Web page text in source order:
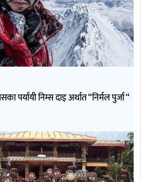
पर्यायी निम्स दाइ अर्थात “निर्मल पुर्जा “